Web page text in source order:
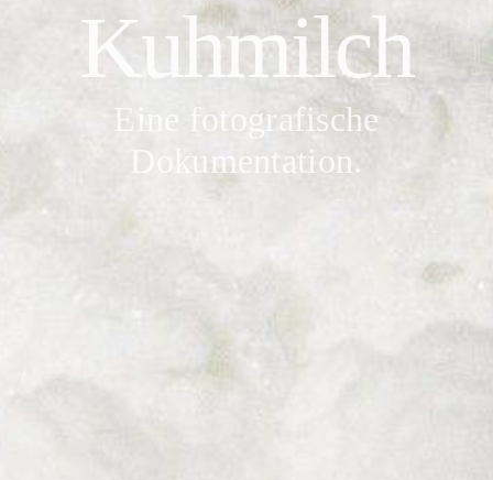
Kuhmilch
Eine fotografische
Dokumentation.